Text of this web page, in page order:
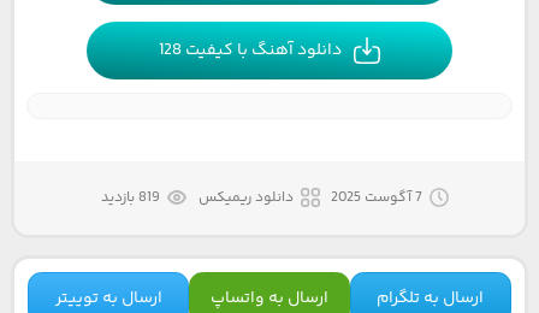
دانلود آهنگ با کیفیت 128
7 آگوست 2025 دانلود ریمیکس 819 بازدید
ارسال به تلگرام ارسال به واتساپ ارسال به توییتر